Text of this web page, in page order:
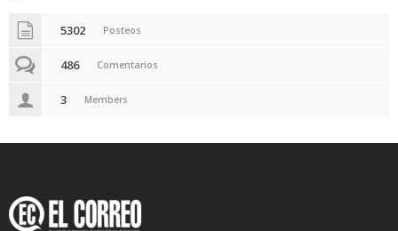
5302 Posteos
486 Comentarios
3 Members